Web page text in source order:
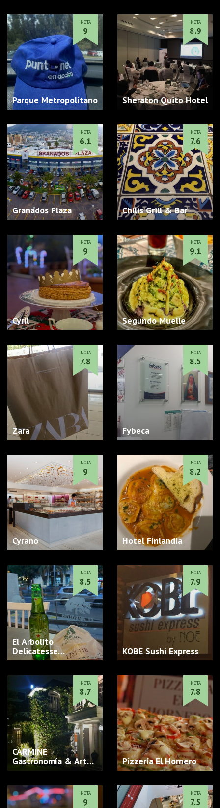
Parque Metropolitano
NOTA
9
Sheraton Quito Hotel
NOTA
8.9
Granados Plaza
NOTA
6.1
Chilis Grill & Bar
NOTA
7.6
Cyril
NOTA
9
Segundo Muelle
NOTA
9.1
Zara
NOTA
7.8
Fybeca
NOTA
8.5
Cyrano
NOTA
9
Hotel Finlandia
NOTA
8.2
El Arbolito
Delicatesse…
NOTA
8.5
KOBE Sushi Express
NOTA
7.9
CARMINE
Gastronomía & Art…
NOTA
8.7
Pizzería El Hornero
NOTA
7.8
NOTA
9
NOTA
7.5